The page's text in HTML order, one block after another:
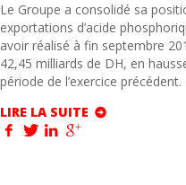
Le Groupe a consolidé sa
exportations d’acide
avoir réalisé à fin septembre
42,45 milliards de DH, en
période de l’exercice précédent.
LIRE LA SUITE